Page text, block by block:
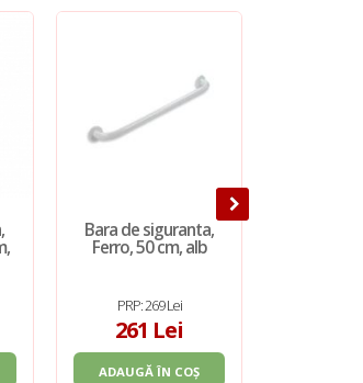
Bara de siguranta,
Ferro, 50 cm, alb
PRP: 269 Lei
261 Lei
ADAUGĂ ÎN COȘ